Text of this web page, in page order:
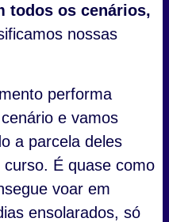
todos os cenários,
nossas
performa
e vamos
a parcela deles
É quase como
voar em
ensolarados, só